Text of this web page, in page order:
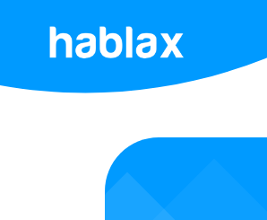
Accueil